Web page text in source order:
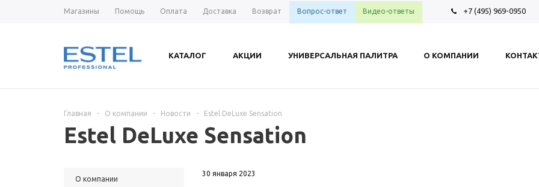
Магазины Помощь Оплата Доставка Возврат Вопрос-ответ Видео-ответы +7 (495) 969-0950
КАТАЛОГ АКЦИИ УНИВЕРСАЛЬНАЯ ПАЛИТРА О КОМПАНИИ
Главная - О компании - Новости - Estel DeLuxe Sensation
Estel DeLuxe Sensation
О компании
30 января 2023